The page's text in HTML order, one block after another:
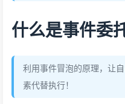
什么是事件委
利用事件冒泡的原理，让
素代替执行！